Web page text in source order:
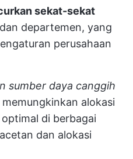
sekat-sekat
dan departemen, yang
perusahaan
sumber daya canggih
alokasi
di berbagai
dan alokasi